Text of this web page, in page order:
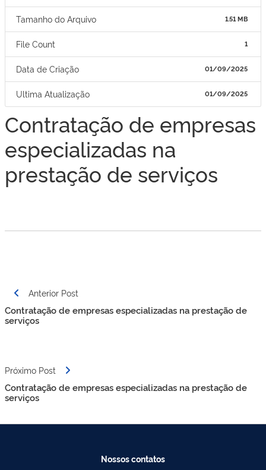
Tamanho do Arquivo 1.51 MB
File Count 1
Data de Criação 01/09/2025
Ultima Atualização 01/09/2025
Contratação de empresas
especializadas na
prestação de serviços
Navegação
de
Post
Anterior Post
Contratação de empresas especializadas na prestação de
serviços
Próximo Post
Contratação de empresas especializadas na prestação de
serviços
Nossos contatos